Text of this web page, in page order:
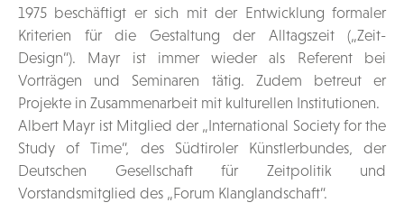
1975 beschäftigt er sich mit der Entwicklung formaler
Kriterien für die Gestaltung der Alltagszeit („Zeit-
Design“). Mayr ist immer wieder als Referent bei
Vorträgen und Seminaren tätig. Zudem betreut er
Projekte in Zusammenarbeit mit kulturellen Institutionen.
Albert Mayr ist Mitglied der „International Society for the
Study of Time“, des Südtiroler Künstlerbundes, der
Deutschen Gesellschaft für Zeitpolitik und
Vorstandsmitglied des „Forum Klanglandschaft“.